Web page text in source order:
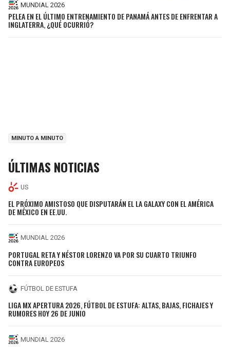
MUNDIAL 2026
PELEA EN EL ÚLTIMO ENTRENAMIENTO DE PANAMÁ ANTES DE ENFRENTAR A
INGLATERRA, ¿QUÉ OCURRIÓ?
MINUTO A MINUTO
ÚLTIMAS NOTICIAS
US
EL PRÓXIMO AMISTOSO QUE DISPUTARÁN EL LA GALAXY CON EL AMÉRICA
DE MÉXICO EN EE.UU.
MUNDIAL 2026
PORTUGAL RETA Y NÉSTOR LORENZO VA POR SU CUARTO TRIUNFO
CONTRA EUROPEOS
FÚTBOL DE ESTUFA
LIGA MX APERTURA 2026, FÚTBOL DE ESTUFA: ALTAS, BAJAS, FICHAJES Y
RUMORES HOY 26 DE JUNIO
MUNDIAL 2026